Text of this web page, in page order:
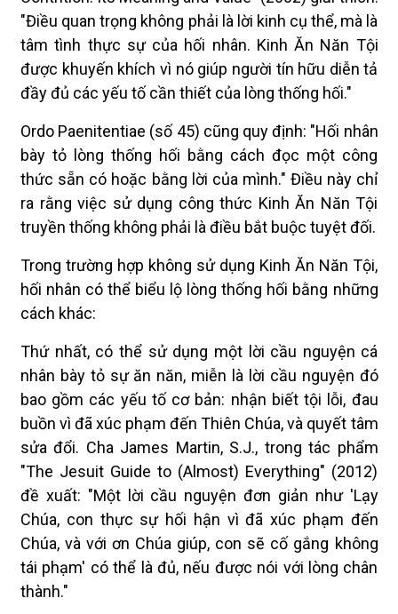
"Điều quan trọng không phải là lời kinh cụ thể, mà là
tâm tình thực sự của hối nhân. Kinh Ăn Năn Tội
được khuyến khích vì nó giúp người tín hữu diễn tả
đầy đủ các yếu tố cần thiết của lòng thống hối."
Ordo Paenitentiae (số 45) cũng quy định: "Hối nhân
bày tỏ lòng thống hối bằng cách đọc một công
thức sẵn có hoặc bằng lời của mình." Điều này chỉ
ra rằng việc sử dụng công thức Kinh Ăn Năn Tội
truyền thống không phải là điều bắt buộc tuyệt đối.
Trong trường hợp không sử dụng Kinh Ăn Năn Tội,
hối nhân có thể biểu lộ lòng thống hối bằng những
cách khác:
Thứ nhất, có thể sử dụng một lời cầu nguyện cá
nhân bày tỏ sự ăn năn, miễn là lời cầu nguyện đó
bao gồm các yếu tố cơ bản: nhận biết tội lỗi, đau
buồn vì đã xúc phạm đến Thiên Chúa, và quyết tâm
sửa đổi. Cha James Martin, S.J., trong tác phẩm
"The Jesuit Guide to (Almost) Everything" (2012)
đề xuất: "Một lời cầu nguyện đơn giản như 'Lạy
Chúa, con thực sự hối hận vì đã xúc phạm đến
Chúa, và với ơn Chúa giúp, con sẽ cố gắng không
tái phạm' có thể là đủ, nếu được nói với lòng chân
thành."